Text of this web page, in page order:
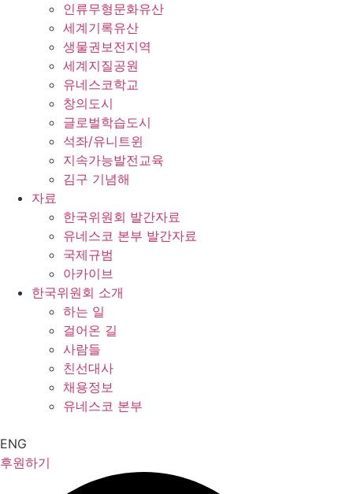
인류무형문화유산
세계기록유산
생물권보전지역
세계지질공원
유네스코학교
창의도시
글로벌학습도시
석좌/유니트윈
지속가능발전교육
김구 기념해
자료
한국위원회 발간자료
유네스코 본부 발간자료
국제규범
아카이브
한국위원회 소개
하는 일
걸어온 길
사람들
친선대사
채용정보
유네스코 본부
ENG
후원하기